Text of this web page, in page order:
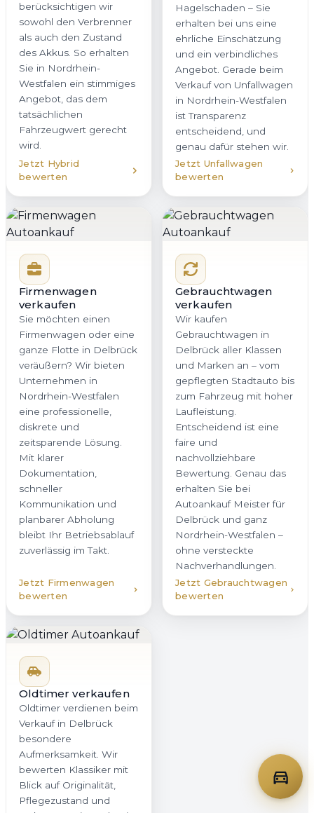
berücksichtigen wir
sowohl den Verbrenner
als auch den Zustand
des Akkus. So erhalten
Sie in Nordrhein-
Westfalen ein stimmiges
Angebot, das dem
tatsächlichen
Fahrzeugwert gerecht
wird.
Jetzt Hybrid
bewerten
Hagelschaden – Sie
erhalten bei uns eine
ehrliche Einschätzung
und ein verbindliches
Angebot. Gerade beim
Verkauf von Unfallwagen
in Nordrhein-Westfalen
ist Transparenz
entscheidend, und
genau dafür stehen wir.
Jetzt Unfallwagen
bewerten
Firmenwagen
verkaufen
Sie möchten einen
Firmenwagen oder eine
ganze Flotte in Delbrück
veräußern? Wir bieten
Unternehmen in
Nordrhein-Westfalen
eine professionelle,
diskrete und
zeitsparende Lösung.
Mit klarer
Dokumentation,
schneller
Kommunikation und
planbarer Abholung
bleibt Ihr Betriebsablauf
zuverlässig im Takt.
Jetzt Firmenwagen
bewerten
Gebrauchtwagen
verkaufen
Wir kaufen
Gebrauchtwagen in
Delbrück aller Klassen
und Marken an – vom
gepflegten Stadtauto bis
zum Fahrzeug mit hoher
Laufleistung.
Entscheidend ist eine
faire und
nachvollziehbare
Bewertung. Genau das
erhalten Sie bei
Autoankauf Meister für
Delbrück und ganz
Nordrhein-Westfalen –
ohne versteckte
Nachverhandlungen.
Jetzt Gebrauchtwagen
bewerten
Oldtimer verkaufen
Oldtimer verdienen beim
Verkauf in Delbrück
besondere
Aufmerksamkeit. Wir
bewerten Klassiker mit
Blick auf Originalität,
Pflegezustand und